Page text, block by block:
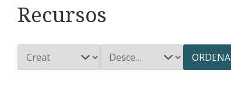
Recursos
ORDENA